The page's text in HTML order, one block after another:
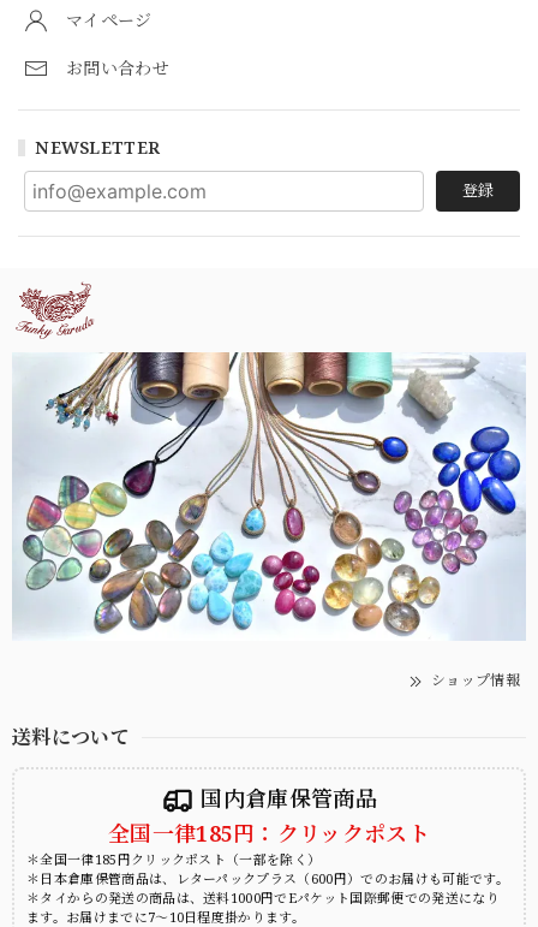
マイページ
お問い合わせ
NEWSLETTER
登録
ショップ情報
送料について
国内倉庫保管商品
全国一律185円：クリックポスト
＊全国一律185円クリックポスト（一部を除く）
＊日本倉庫保管商品は、レターパックプラス（600円）でのお届けも可能です。
＊タイからの発送の商品は、送料1000円でEパケット国際郵便での発送になり
ます。お届けまでに7～10日程度掛かります。